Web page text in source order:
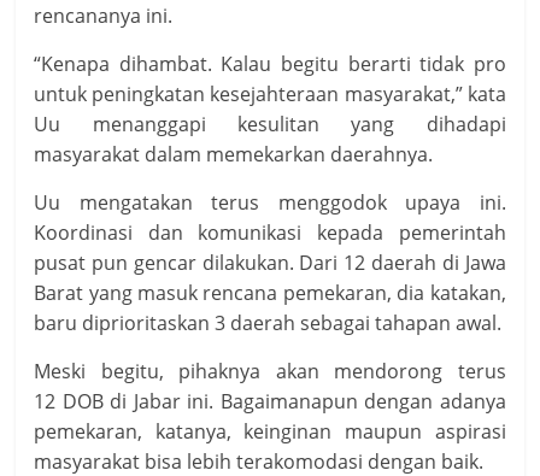
rencananya ini.
“Kenapa dihambat. Kalau begitu berarti tidak pro
untuk peningkatan kesejahteraan masyarakat,” kata
Uu menanggapi kesulitan yang dihadapi
masyarakat dalam memekarkan daerahnya.
Uu mengatakan terus menggodok upaya ini.
Koordinasi dan komunikasi kepada pemerintah
pusat pun gencar dilakukan. Dari 12 daerah di Jawa
Barat yang masuk rencana pemekaran, dia katakan,
baru diprioritaskan 3 daerah sebagai tahapan awal.
Meski begitu, pihaknya akan mendorong terus
12 DOB di Jabar ini. Bagaimanapun dengan adanya
pemekaran, katanya, keinginan maupun aspirasi
masyarakat bisa lebih terakomodasi dengan baik.